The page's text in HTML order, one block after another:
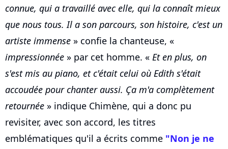
connue, qui a travaillé avec elle, qui la connaît mieux
que nous tous. Il a son parcours, son histoire, c'est un
artiste immense » confie la chanteuse, «
impressionnée » par cet homme. « Et en plus, on
s'est mis au piano, et c'était celui où Edith s'était
accoudée pour chanter aussi. Ça m'a complètement
retournée » indique Chimène, qui a donc pu
revisiter, avec son accord, les titres
emblématiques qu'il a écrits comme "Non je ne